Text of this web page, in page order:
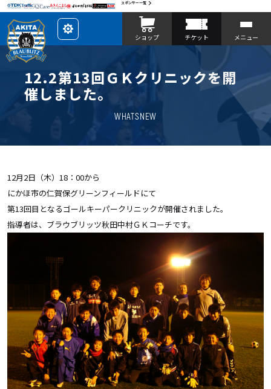
スポンサー一覧
レ
イ
ア
を
カ
ス
タ
マ
ショップ チケット メニュー
12.2第13回ＧＫクリニックを開
催しました。
WHATSNEW
12月2日（木）18：00から
にかほ市の仁賀保グリーンフィールドにて
第13回目となるゴールキーパークリニックが開催されました。
指導者は、ブラウブリッツ秋田中村ＧＫコーチです。